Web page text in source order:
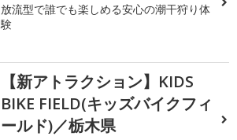
放流型で誰でも楽しめる安心の潮干狩り体
験
【新アトラクション】KIDS
BIKE FIELD(キッズバイクフィ
ールド)／栃木県